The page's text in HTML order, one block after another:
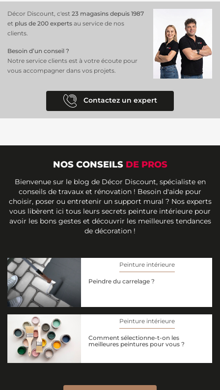
Décor Discount, c'est 23 magasins depuis 1987
et plus de 200 experts au service de nos
clients.
Besoin d’un conseil ?
Notre service clients est à votre écoute pour
vous accompagner dans vos projets.
Contactez un expert
NOS CONSEILS DE PROS
Bienvenue sur le blog de Décor Discount, spécialiste en
conseils de travaux et rénovation ! Besoin d'aide pour
choisir, poser ou entretenir un support mural ? Nos experts
vous libèrent ici tous leurs secrets peinture intérieure pour
avoir les bons gestes et découvrir les meilleures tendances
de décoration !
Peinture intérieure
Peindre du carrelage ?
Peinture intérieure
Comment sélectionne-t-on les
meilleures peintures pour vous ?